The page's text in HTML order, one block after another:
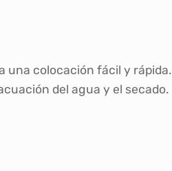
una colocación fácil y rápida.
del agua y el secado.